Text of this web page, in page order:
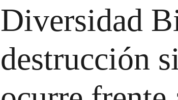
Diversidad
destrucción